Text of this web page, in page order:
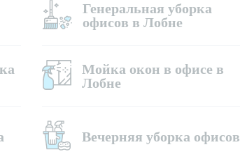
Генеральная уборка
офисов в Лобне
Мойка окон в офисе в
Лобне
Вечерняя уборка офисов